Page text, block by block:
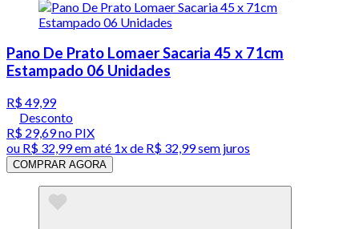
Pano De Prato Lomaer Sacaria 45 x 71cm
Estampado 06 Unidades
R$ 49,99
Desconto
R$ 29,69no PIX
ou R$ 32,99em até 1x de R$ 32,99sem juros
COMPRAR AGORA